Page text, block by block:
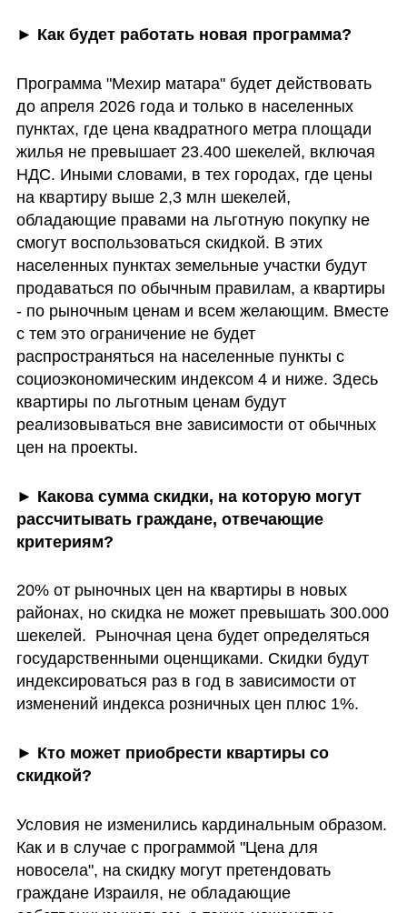
► Как будет работать новая программа?
Программа "Мехир матара" будет действовать
до апреля 2026 года и только в населенных
пунктах, где цена квадратного метра площади
жилья не превышает 23.400 шекелей, включая
НДС. Иными словами, в тех городах, где цены
на квартиру выше 2,3 млн шекелей,
обладающие правами на льготную покупку не
смогут воспользоваться скидкой. В этих
населенных пунктах земельные участки будут
продаваться по обычным правилам, а квартиры
- по рыночным ценам и всем желающим. Вместе
с тем это ограничение не будет
распространяться на населенные пункты с
социоэкономическим индексом 4 и ниже. Здесь
квартиры по льготным ценам будут
реализовываться вне зависимости от обычных
цен на проекты.
► Какова сумма скидки, на которую могут
рассчитывать граждане, отвечающие
критериям?
20% от рыночных цен на квартиры в новых
районах, но скидка не может превышать 300.000
шекелей.  Рыночная цена будет определяться
государственными оценщиками. Скидки будут
индексироваться раз в год в зависимости от
изменений индекса розничных цен плюс 1%.
► Кто может приобрести квартиры со
скидкой?
Условия не изменились кардинальным образом.
Как и в случае с программой "Цена для
новосела", на скидку могут претендовать
граждане Израиля, не обладающие